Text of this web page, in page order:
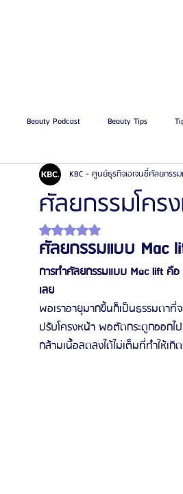
Beauty Podcast Beauty Tips
รีวิวศัลยกรรมฉีดไขมัน รีวิวศัลยกรรมดูดไขมัน
โรงพยาบาลศัลยกรรมเฟรช
รีวิวศัลยกรรมผู้ชาย
ข่าวสารศัลยกรรมเกาหลี รีวิวดูดไขมัน รี
ศัลยกรรมโคร
KBC - ศูนย์ธุรกิจเอเจนซี่ศัลยกรร
ได้รับ NaN เต็ม 5 ดาว
ศัลยกรรมแบบ Mac
การทำศัลยกรรมแบบ Mac lift คื
เลย
พอเราอายุมากขี้นก็เป็นธรรมดา
ปรับโครงหน้า พอตัดกระดูกออก
กล้ามเนื้อลดลงได้ไม่เต็มที่ทำให้เ